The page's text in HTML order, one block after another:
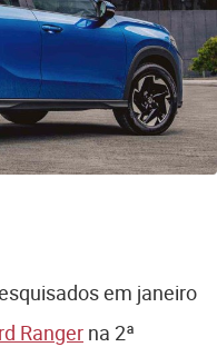
em janeiro
Ranger na 2ª